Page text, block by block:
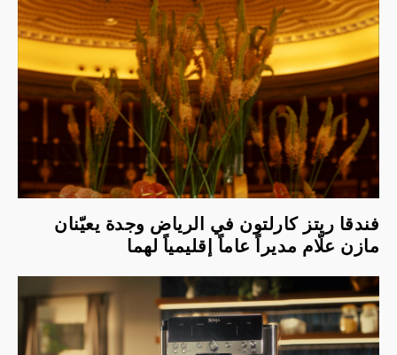
فندقا ريتز كارلتون في الرياض وجدة يعيّنان
مازن علّام مديراً عاماً إقليمياً لهما